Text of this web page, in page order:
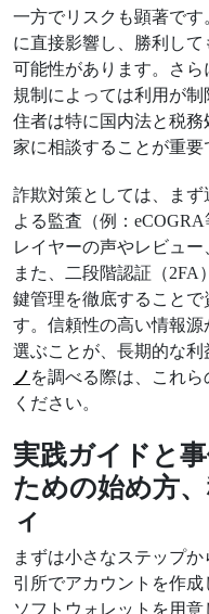
一方でリスクも顕著で
に直接影響し、勝利し
可能性があります。さ
規制によっては利用が
住者は特に国内法と税
家に相談することが重要
詐欺対策としては、ま
よる監査（例：
レイヤーの声やレビュー
また、二段階認証（
鍵管理を徹底することで
す。信頼性の高い情報
選ぶことが、長期的な利
ノ を調べる際は、これ
ください。
実践ガイドと
ための始め方
ィ
まずは小さなステップ
引所でアカウントを作
ソフトウォレットを用